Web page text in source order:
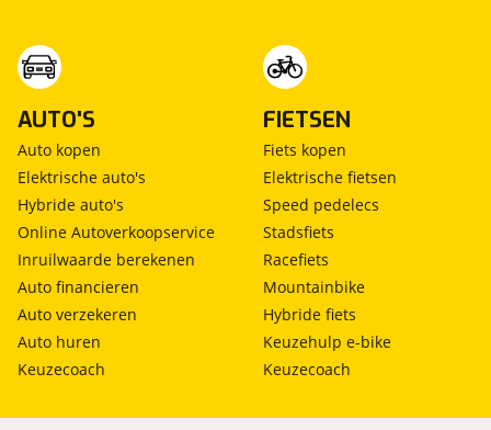
AUTO'S
Auto kopen
Elektrische auto's
Hybride auto's
Online Autoverkoopservice
Inruilwaarde berekenen
Auto financieren
Auto verzekeren
Auto huren
Keuzecoach
FIETSEN
Fiets kopen
Elektrische fietsen
Speed pedelecs
Stadsfiets
Racefiets
Mountainbike
Hybride fiets
Keuzehulp e-bike
Keuzecoach